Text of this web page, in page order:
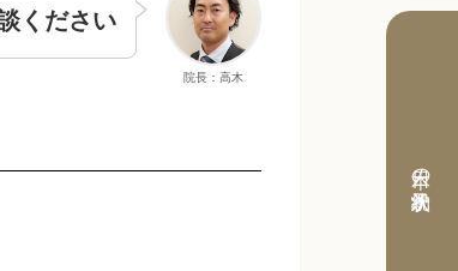
院長：高木
ください
本日の予約状況